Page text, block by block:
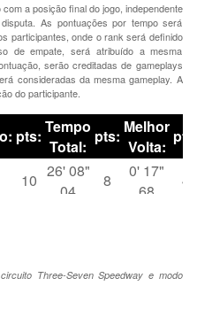
a posição final do jogo, independente
As pontuações por tempo será
participantes, onde o rank será definido
de empate, será atribuído a mesma
serão creditadas de gameplays
consideradas da mesma gameplay. A
do participante.
Three-Seven Speedway e modo